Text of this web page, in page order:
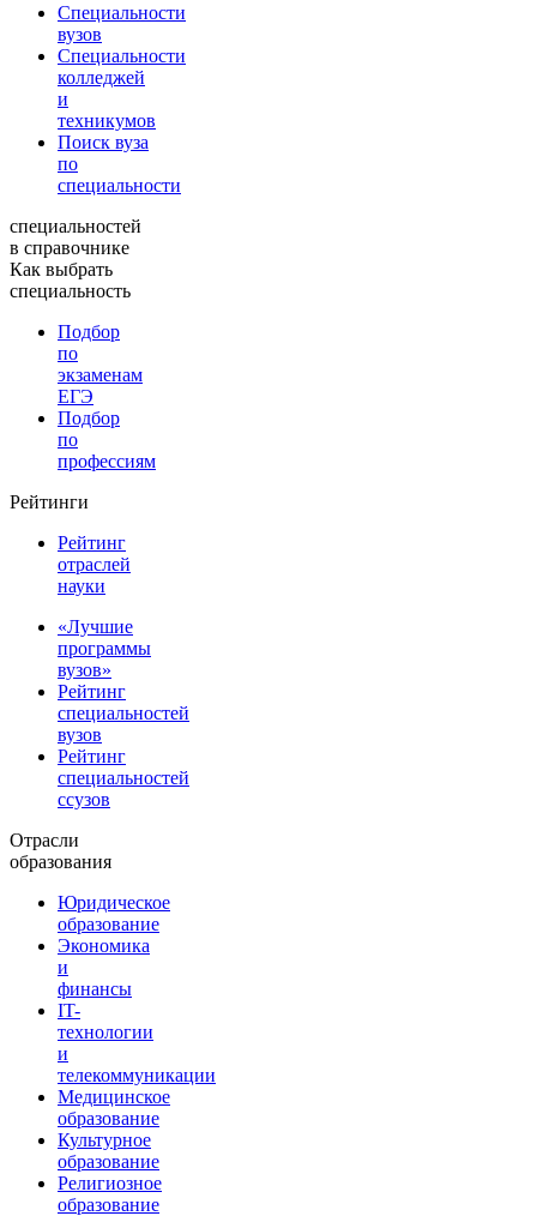
Специальности
вузов
Специальности
колледжей
и
техникумов
Поиск вуза
по
специальности
специальностей
в справочнике
Как выбрать
специальность
Подбор
по
экзаменам
ЕГЭ
Подбор
по
профессиям
Рейтинги
Рейтинг
отраслей
науки
«Лучшие
программы
вузов»
Рейтинг
специальностей
вузов
Рейтинг
специальностей
ссузов
Отрасли
образования
Юридическое
образование
Экономика
и
финансы
IT-
технологии
и
телекоммуникации
Медицинское
образование
Культурное
образование
Религиозное
образование